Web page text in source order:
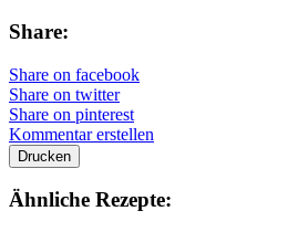
Share:
Share on facebook
Share on twitter
Share on pinterest
Kommentar erstellen
Drucken
Ähnliche Rezepte: